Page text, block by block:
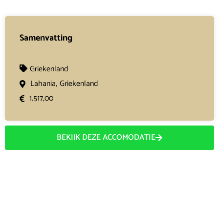
Samenvatting
Griekenland
Lahania,Griekenland
1.517,00
BEKIJK DEZE ACCOMODATIE